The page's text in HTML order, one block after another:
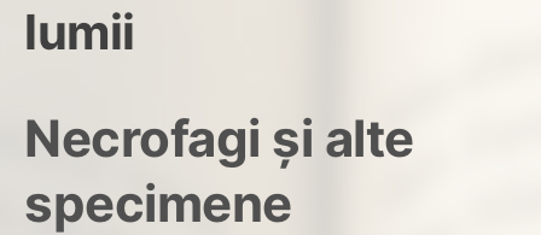
lumii
Necrofagi și alte
specimene